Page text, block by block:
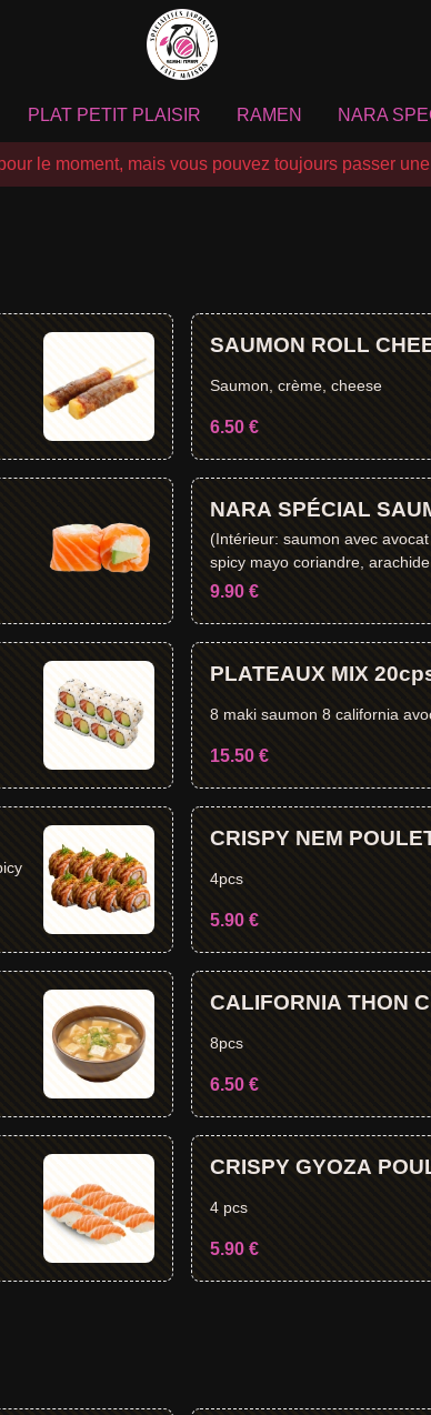
PLAT PETIT PLAISIR RAMEN NARA
le moment, mais vous pouvez toujours passer
SAUMON ROLL
Saumon, crème, cheese
6.50 €
NARA SPÉCIAL
(Intérieur: saumon avec
spicy mayo coriandre,
9.90 €
PLATEAUX MIX
8 maki saumon 8 california
15.50 €
CRISPY NEM
4pcs
5.90 €
CALIFORNIA THON
8pcs
6.50 €
CRISPY GYOZA
4 pcs
5.90 €